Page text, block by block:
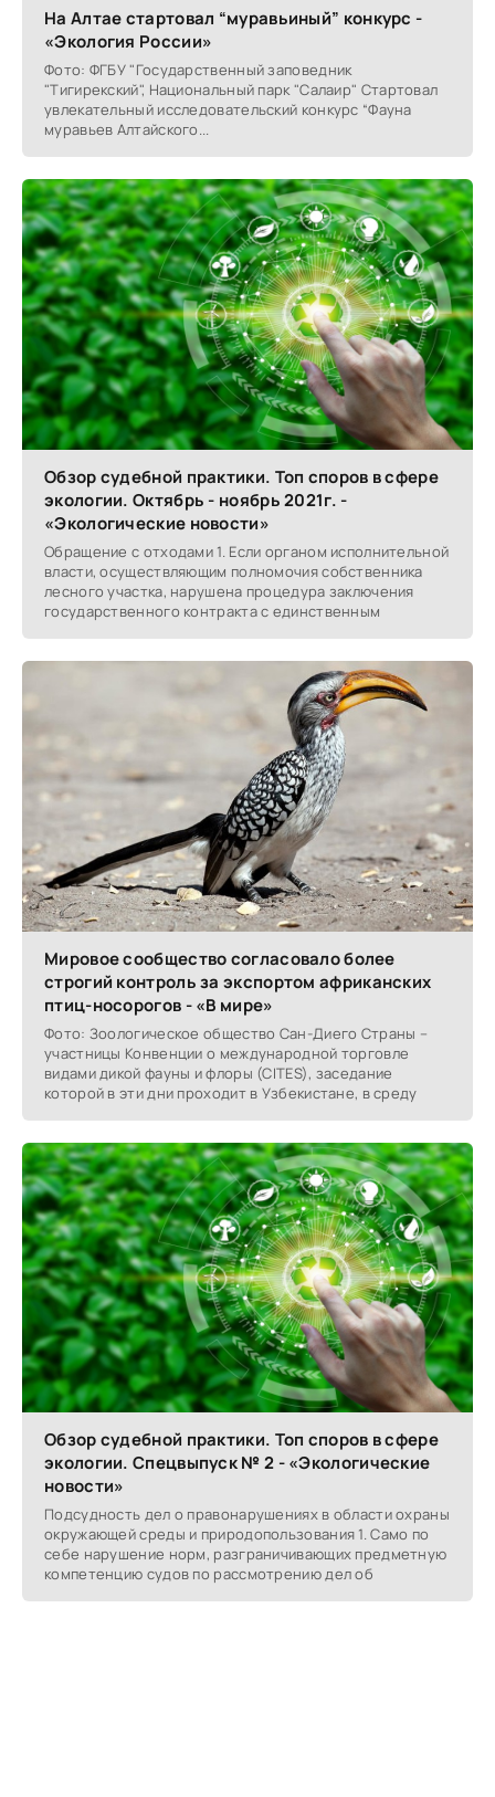
На Алтае стартовал “муравьиный” конкурс -
«Экология России»
Фото: ФГБУ "Государственный заповедник
"Тигирекский", Национальный парк "Салаир" Стартовал
увлекательный исследовательский конкурс “Фауна
муравьев Алтайского...
Обзор судебной практики. Топ споров в сфере
экологии. Октябрь - ноябрь 2021г. -
«Экологические новости»
Обращение с отходами 1. Если органом исполнительной
власти, осуществляющим полномочия собственника
лесного участка, нарушена процедура заключения
государственного контракта с единственным
Мировое сообщество согласовало более
строгий контроль за экспортом африканских
птиц-носорогов - «В мире»
Фото: Зоологическое общество Сан-Диего Страны –
участницы Конвенции о международной торговле
видами дикой фауны и флоры (CITES), заседание
которой в эти дни проходит в Узбекистане, в среду
Обзор судебной практики. Топ споров в сфере
экологии. Спецвыпуск № 2 - «Экологические
новости»
Подсудность дел о правонарушениях в области охраны
окружающей среды и природопользования 1. Само по
себе нарушение норм, разграничивающих предметную
компетенцию судов по рассмотрению дел об